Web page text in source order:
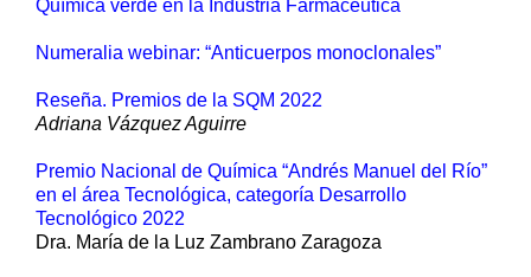
Química verde en la Industria Farmacéutica
Numeralia webinar: “Anticuerpos monoclonales”
Reseña. Premios de la SQM 2022
Adriana Vázquez Aguirre
Premio Nacional de Química “Andrés Manuel del Río”
en el área Tecnológica, categoría Desarrollo
Tecnológico 2022
Dra. María de la Luz Zambrano Zaragoza